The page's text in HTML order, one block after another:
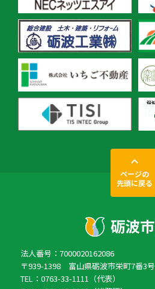
ページの
先頭に戻る
法人番号：7000020162086
〒939-1398 富山県砺波市栄町7番3号
TEL：0763-33-1111（代表）